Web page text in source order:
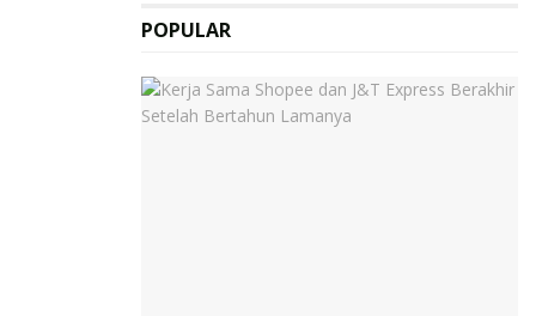
POPULAR